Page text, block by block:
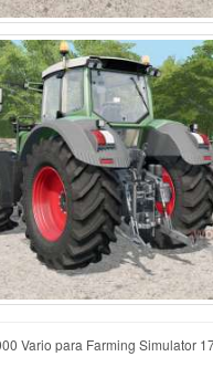
Vario para Farming Simulator